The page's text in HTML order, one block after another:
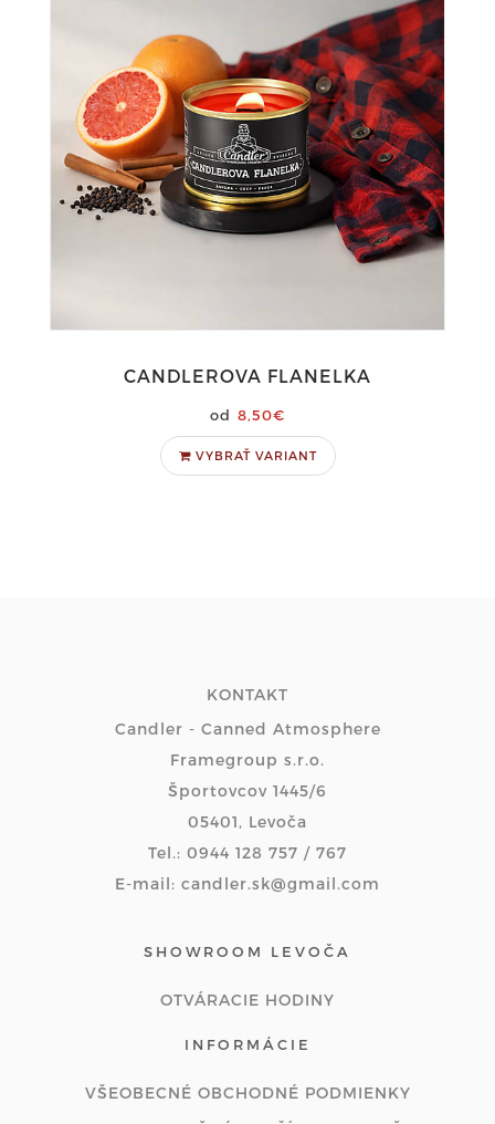
CANDLEROVA FLANELKA
8,50€
VYBRAŤ VARIANT
KONTAKT
Candler - Canned Atmosphere
Framegroup s.r.o.
Športovcov 1445/6
05401, Levoča
Tel.: 0944 128 757 / 767
E-mail: candler.sk@gmail.com
SHOWROOM LEVOČA
OTVÁRACIE HODINY
INFORMÁCIE
VŠEOBECNÉ OBCHODNÉ PODMIENKY